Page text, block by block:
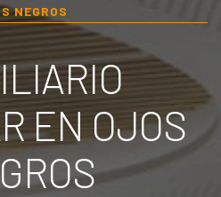
NEGROS
ENOJOS